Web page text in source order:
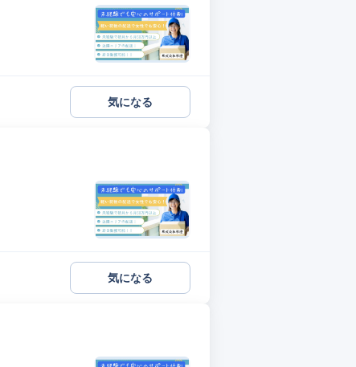
気になる
気になる